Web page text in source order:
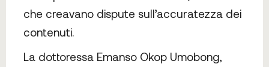
che creavano dispute sull’accuratezza dei
contenuti.
La dottoressa Emanso Okop Umobong,